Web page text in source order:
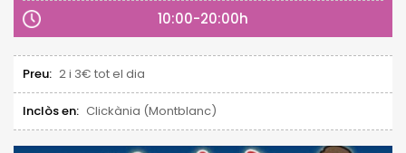
10:00-20:00h
Preu: 2 i 3€ tot el dia
Inclòs en: Clickània (Montblanc)